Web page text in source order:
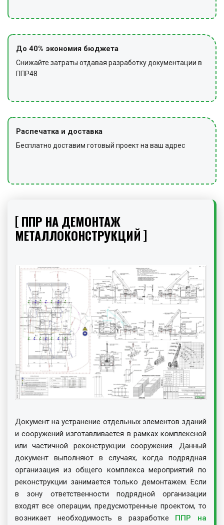
До 40% экономия бюджета
Снижайте затраты отдавая разработку документации в
ППР48
Распечатка и доставка
Бесплатно доставим готовый проект на ваш адрес
ППР НА ДЕМОНТАЖ
МЕТАЛЛОКОНСТРУКЦИЙ
Документ на устранение отдельных элементов зданий
и сооружений изготавливается в рамках комплексной
или частичной реконструкции сооружения. Данный
документ выполняют в случаях, когда подрядная
организация из общего комплекса мероприятий по
реконструкции занимается только демонтажем. Если
в зону ответственности подрядной организации
входят все операции, предусмотренные проектом, то
возникает необходимость в разработке
ППР на